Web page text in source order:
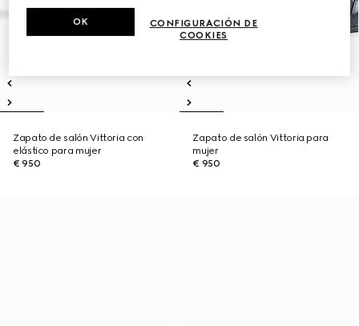
Zapato de salón Vittoria con
elástico para mujer
€ 950
Zapato de salón Vittoria para
mujer
€ 950
CONFIGURACIÓN DE
COOKIES
OK